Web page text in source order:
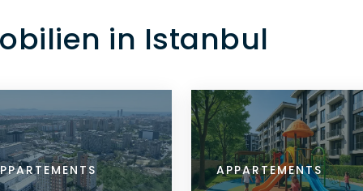
in Istanbul
WOHNSITZ
APPARTEMENTS
VIEW DETAILS APPARTEMENTS
VIEW DETAILS